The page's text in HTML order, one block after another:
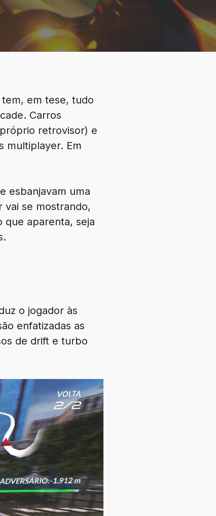
tem, em tese, tudo
Carros
retrovisor) e
multiplayer. Em
esbanjavam uma
vai se mostrando,
que aparenta, seja
o jogador às
enfatizadas as
de drift e turbo